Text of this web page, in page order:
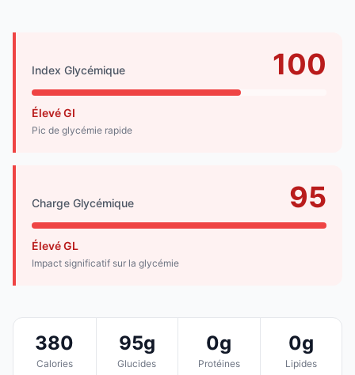
Index Glycémique 100
Élevé GI
Pic de glycémie rapide
Charge Glycémique 95
Élevé GL
Impact significatif sur la glycémie
380
Calories
95g
Glucides
0g
Protéines
0g
Lipides